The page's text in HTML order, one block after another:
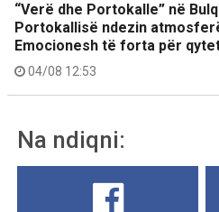
“Verë dhe Portokalle” në
Portokallisë ndezin
Emocionesh të forta për
04/08 12:53
Na ndiqni: